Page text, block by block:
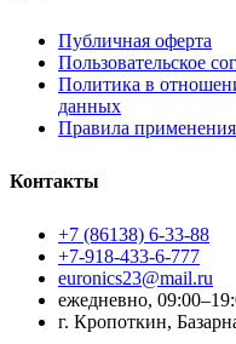
Публичная оферта
Пользовательское
Политика в
данных
Правила
Контакты
+7 (86138) 6-33-88
+7-918-433-6-777
euronics23@mail.ru
ежедневно,
г. Кропоткин,